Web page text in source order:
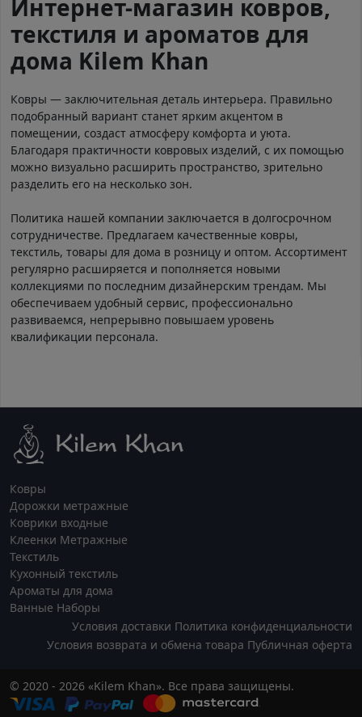
Интернет-магазин ковров,
текстиля и ароматов для
дома Kilem Khan
Ковры — заключительная деталь интерьера. Правильно
подобранный вариант станет ярким акцентом в
помещении, создаст атмосферу комфорта и уюта.
Благодаря практичности ковровых изделий, с их помощью
можно визуально расширить пространство, зрительно
разделить его на несколько зон.
Политика нашей компании заключается в долгосрочном
сотрудничестве. Предлагаем качественные ковры,
текстиль, товары для дома в розницу и оптом. Ассортимент
регулярно расширяется и пополняется новыми
коллекциями по последним дизайнерским трендам. Мы
обеспечиваем удобный сервис, профессионально
развиваемся, непрерывно повышаем уровень
квалификации персонала.
Ковры
Дорожки метражные
Коврики входные
Клеенки Метражные
Текстиль
Кухонный текстиль
Ароматы для дома
Ванные Наборы
Условия доставки Политика конфиденциальности
Условия возврата и обмена товара Публичная оферта
© 2020 - 2026 «Kilem Khan». Все права защищены.